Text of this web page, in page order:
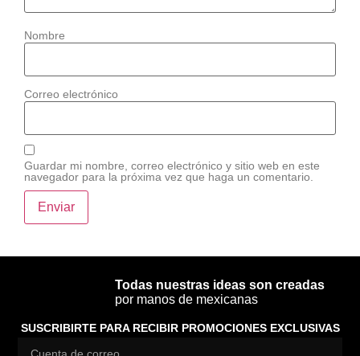
Nombre
Correo electrónico
Guardar mi nombre, correo electrónico y sitio web en este
navegador para la próxima vez que haga un comentario.
Todas nuestras ideas son creadas
por manos de mexicanas
SUSCRIBIRTE PARA RECIBIR PROMOCIONES EXCLUSIVAS